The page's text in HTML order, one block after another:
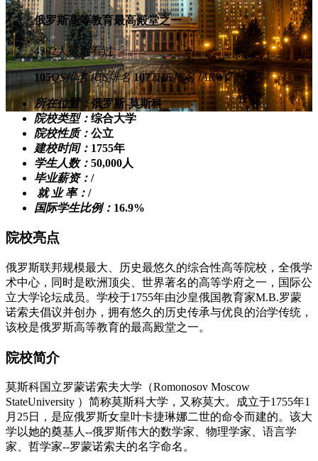
俄罗斯高等教育最高殿堂之一
4382人最近看过
105QS排名 /US排名 107THE排名 /ARWU
所在位置：俄罗斯-莫斯科
院校类型： 综合大学
院校性质： 公立
建校时间： 1755年
学生人数： 50,000人
毕业薪资： /
就 业 率： /
国际学生比例： 16.9%
院校亮点
俄罗斯联邦规模最大、历史最悠久的综合性高等院校，全俄学
术中心，同时是欧洲顶尖、世界著名的高等学府之一，国际公
立大学论坛成员。学校于1755年由沙皇俄国教育家M.B.罗蒙
诺索夫倡议并创办，拥有悠久的历史传承与优良的治学传统，
该校是俄罗斯高等教育的最高殿堂之一。
院校简介
莫斯科国立罗蒙诺索夫大学（Romonosov Moscow
StateUniversity ）简称莫斯科大学，又称莫大。成立于1755年1
月25日，是应俄罗斯女皇叶卡捷琳娜二世的命令而建的。该大
学以她的奠基人--俄罗斯伟大的数学家、物理学家、语言学
家、哲学家--罗蒙诺索夫的名字命名。